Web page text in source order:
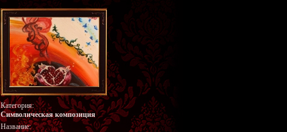
Категория:
Символическая композиция
Название: